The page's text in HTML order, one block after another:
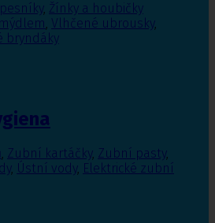
, Žínky a houbičky
, Vlhčené ubrousky,
bryndáky
, Zubní kartáčky, Zubní pasty,
, Ústní vody, Elektrické zubní